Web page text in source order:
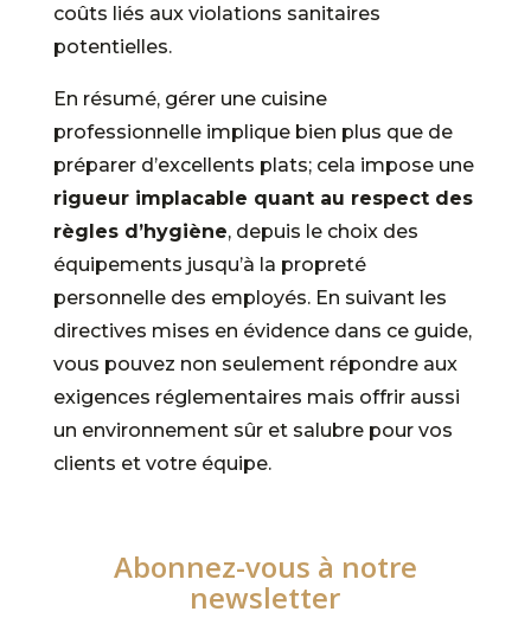
coûts liés aux violations sanitaires
potentielles.
En résumé, gérer une cuisine
professionnelle implique bien plus que de
préparer d’excellents plats; cela impose une
rigueur implacable quant au respect des
règles d’hygiène, depuis le choix des
équipements jusqu’à la propreté
personnelle des employés. En suivant les
directives mises en évidence dans ce guide,
vous pouvez non seulement répondre aux
exigences réglementaires mais offrir aussi
un environnement sûr et salubre pour vos
clients et votre équipe.
Abonnez-vous à notre
newsletter